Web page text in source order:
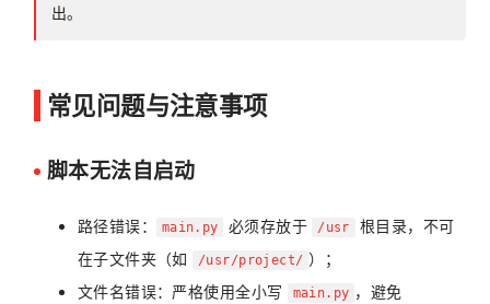
出。
常见问题与注意事项
脚本无法自启动
路径错误： main.py 必须存放于 /usr
根目录，不可
在子文件夹（如
/usr/project/ ）；
文件名错误：严格使用全小写
main.py ，避免